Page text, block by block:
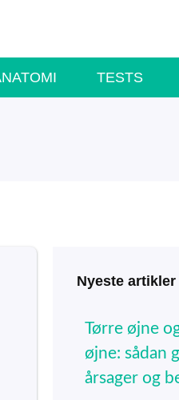
TESTS
Nyeste artikler
Tørre øjne
øjne: sådan
årsager og